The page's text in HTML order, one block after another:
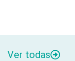
Ver todas